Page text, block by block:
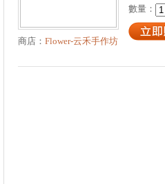
商店： Flower-云禾手作坊
數量：